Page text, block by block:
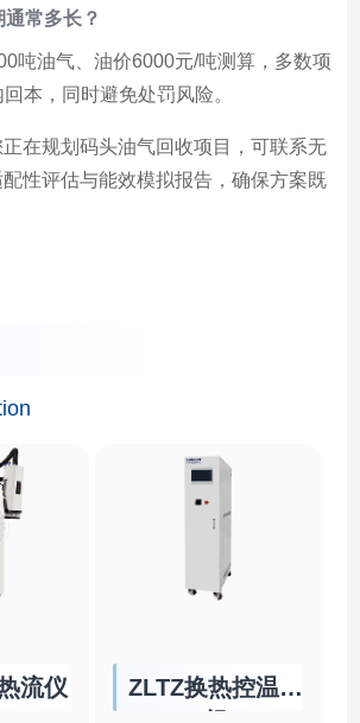
常多长？
吨油气、油价6000元/吨测算，多数项
本，同时避免处罚风险。
在规划码头油气回收项目，可联系无
性评估与能效模拟报告，确保方案既
流仪
ZLTZ换热控温机